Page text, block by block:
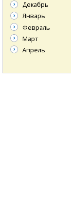
Декабрь
Январь
Февраль
Март
Апрель